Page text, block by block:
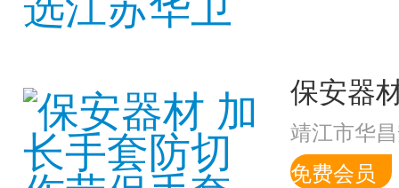
靖江市华
免费会员